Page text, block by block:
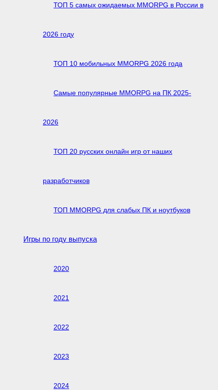
ТОП 5 самых ожидаемых MMORPG в России в
2026 году
ТОП 10 мобильных MMORPG 2026 года
Самые популярные MMORPG на ПК 2025-
2026
ТОП 20 русских онлайн игр от наших
разработчиков
ТОП MMORPG для слабых ПК и ноутбуков
Игры по году выпуска
2020
2021
2022
2023
2024